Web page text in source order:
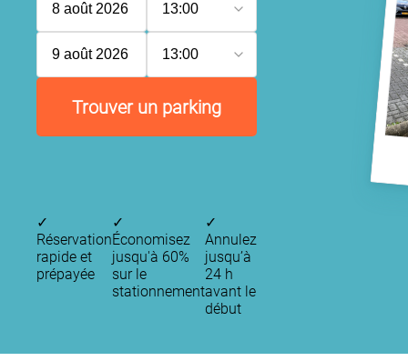
8 août 2026 13:00
9 août 2026 13:00
Trouver un parking
✓
Réservation
rapide et
prépayée
✓
Économisez
jusqu'à 60%
sur le
stationnement
✓
Annulez
jusqu’à
24 h
avant le
début